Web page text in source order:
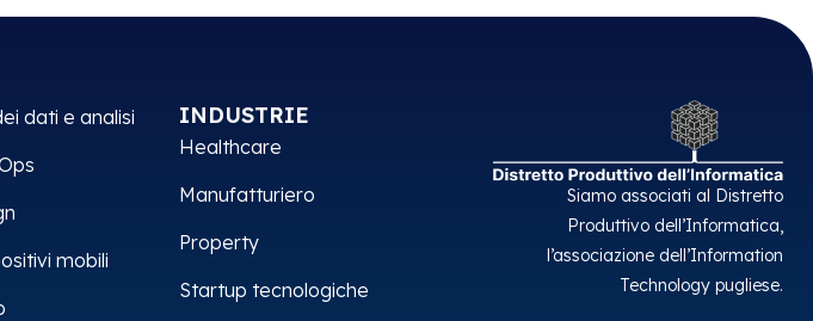
dati e analisi
mobili
INDUSTRIE
Healthcare
Manufatturiero
Property
Startup tecnologiche
Siamo associati al Distretto
Produttivo dell’Informatica,
l’associazione dell’Information
Technology pugliese.